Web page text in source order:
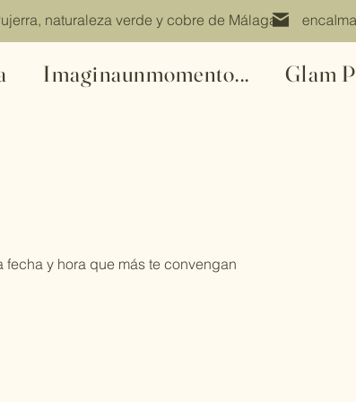
Faraján y Pujerra, naturaleza
Imaginaunmomento... Glam
y hora que más te convengan